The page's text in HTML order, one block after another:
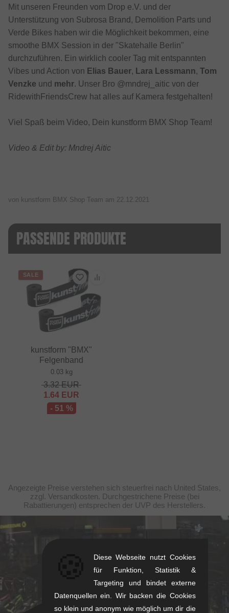
Mit unseren Freunden vom Drop e.V. und der
Unterstützung von Subrosa Brand, Demolition Parts und
Verde Bikes haben wir die Möglichkeit bekommen, eine
smoothe BMX Session in der "Skatehalle Berlin"
durchzuführen. Ein wirklich cooler Tag mit entspannten
Vibes und Action von Elias Bauer, Lara Lessmann, Tom
Venzke und mehr. Unser Bro @mndrej_aitic von der
RidewithFriendsCrew hat alles auf Kamera festgehalten!
Viel Spaß beim Video, Dein kunstform BMX Shop Team!
Video & Edit by: Mndrej Aitic
von kunstform BMX Shop Team am 22.12.2021
PASSENDE PRODUKTE
SALE
kunstform "BMX"
Felgenband
0.03 kg
3.32EUR
1.64 EUR
- 51 %
Angezeigte Preise verstehen sich steuerfrei nach United States,
zzgl. Versandkosten. Durchgestrichene Preise (bei
Rabattierungen) entsprechen der UVP des Herstellers.
Rotebühlstr. 63, 70178 Stuttgart
Mo-Fr: 11-13 & 14-18
Sa: 11-16
Diese Webseite nutzt Cookies
für Funktion, Statistik &
Targeting und bindet externe
Datenquellen ein. Wir backen die Cookies
so klein und anonym wie möglich um dir die